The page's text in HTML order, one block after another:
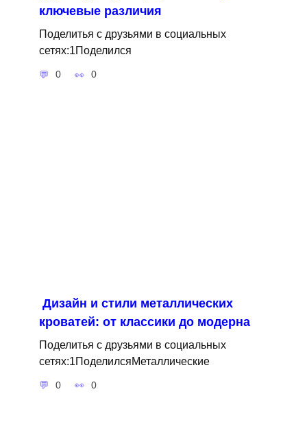
ключевые различия
Поделитья с друзьями в социальных
сетях:1Поделился
0 0
Дизайн и стили металлических
кроватей: от классики до модерна
Поделитья с друзьями в социальных
сетях:1ПоделилсяМеталлические
0 0